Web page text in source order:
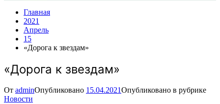
Главная
2021
Апрель
15
«Дорога к звездам»
«Дорога к звездам»
От adminОпубликовано 15.04.2021Опубликовано в рубрике
Новости